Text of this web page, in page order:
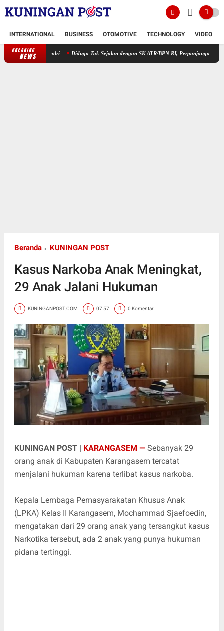
INTERNATIONAL BUSINESS OTOMOTIVE TECHNOLOGY VIDEO
BREAKING
NEWS Diduga Tak Sejalan dengan SK ATR/BPN RI, Perpanjangan HGB PT BSS
Beranda KUNINGAN POST
Kasus Narkoba Anak Meningkat,
29 Anak Jalani Hukuman
KUNINGANPOST.COM 07:57 0 Komentar
KUNINGAN POST | KARANGASEM — Sebanyak 29
orang anak di Kabupaten Karangasem tercatat
menjalani hukuman karena terlibat kasus narkoba.
Kepala Lembaga Pemasyarakatan Khusus Anak
(LPKA) Kelas II Karangasem, Mochammad Sjaefoedin,
mengatakan dari 29 orang anak yang tersangkut kasus
Narkotika tersebut, ada 2 anak yang punya hukuman
pidana tertinggi.